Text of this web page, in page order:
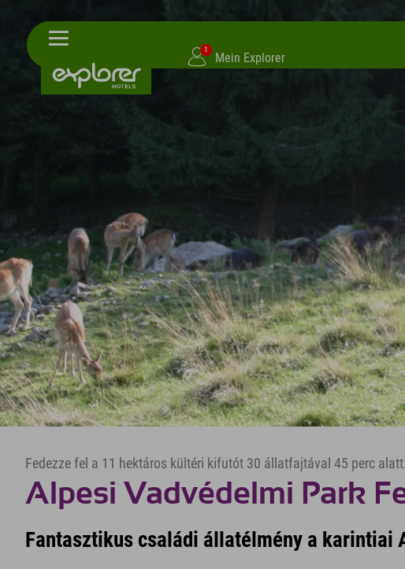
1
Mein Explorer
Fedezze fel a 11 hektáros kültéri kifutót 30 állatfajtával 45 perc alatt.
Alpesi Vadvédelmi Park
Fantasztikus családi állatélmény a karintiai